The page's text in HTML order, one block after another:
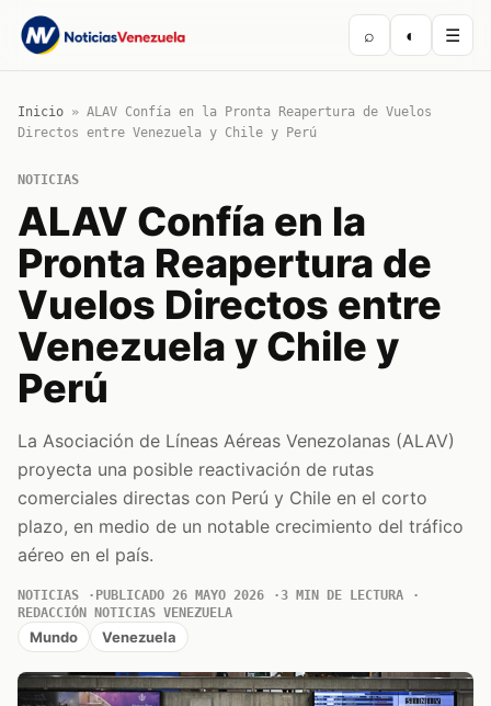
⌕ ◐ ☰
Inicio » ALAV Confía en la Pronta Reapertura de Vuelos
Directos entre Venezuela y Chile y Perú
NOTICIAS
ALAV Confía en la
Pronta Reapertura de
Vuelos Directos entre
Venezuela y Chile y
Perú
La Asociación de Líneas Aéreas Venezolanas (ALAV)
proyecta una posible reactivación de rutas
comerciales directas con Perú y Chile en el corto
plazo, en medio de un notable crecimiento del tráfico
aéreo en el país.
NOTICIAS PUBLICADO 26 MAYO 2026
3 MIN DE LECTURA
REDACCIÓN NOTICIAS VENEZUELA
Mundo Venezuela